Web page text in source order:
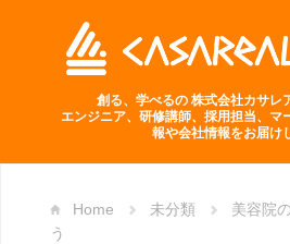
創る、学べるの 株式会社カサレ
エンジニア、研修講師、採用担当、マ
報や会社情報をお届け
Home 未分類
美容院
う